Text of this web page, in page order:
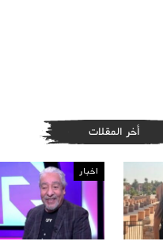
أخر المقلات
اخبار